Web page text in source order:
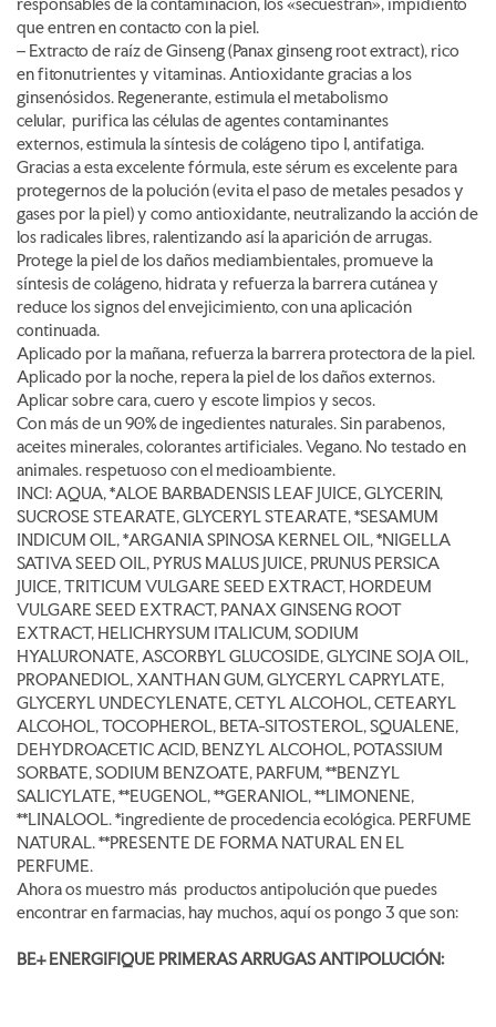
responsables de la contaminación, los «secuestran», impidiento
que entren en contacto con la piel.
– Extracto de raíz de Ginseng (Panax ginseng root extract), rico
en fitonutrientes y vitaminas. Antioxidante gracias a los
ginsenósidos. Regenerante, estimula el metabolismo
celular, purifica las células de agentes contaminantes
externos, estimula la síntesis de colágeno tipo I, antifatiga.
Gracias a esta excelente fórmula, este sérum es excelente para
protegernos de la polución (evita el paso de metales pesados y
gases por la piel) y como antioxidante, neutralizando la acción de
los radicales libres, ralentizando así la aparición de arrugas.
Protege la piel de los daños mediambientales, promueve la
síntesis de colágeno, hidrata y refuerza la barrera cutánea y
reduce los signos del envejicimiento, con una aplicación
continuada.
Aplicado por la mañana, refuerza la barrera protectora de la piel.
Aplicado por la noche, repera la piel de los daños externos.
Aplicar sobre cara, cuero y escote limpios y secos.
Con más de un 90% de ingedientes naturales. Sin parabenos,
aceites minerales, colorantes artificiales. Vegano. No testado en
animales. respetuoso con el medioambiente.
INCI: AQUA, *ALOE BARBADENSIS LEAF JUICE, GLYCERIN,
SUCROSE STEARATE, GLYCERYL STEARATE, *SESAMUM
INDICUM OIL, *ARGANIA SPINOSA KERNEL OIL, *NIGELLA
SATIVA SEED OIL, PYRUS MALUS JUICE, PRUNUS PERSICA
JUICE, TRITICUM VULGARE SEED EXTRACT, HORDEUM
VULGARE SEED EXTRACT, PANAX GINSENG ROOT
EXTRACT, HELICHRYSUM ITALICUM, SODIUM
HYALURONATE, ASCORBYL GLUCOSIDE, GLYCINE SOJA OIL,
PROPANEDIOL, XANTHAN GUM, GLYCERYL CAPRYLATE,
GLYCERYL UNDECYLENATE, CETYL ALCOHOL, CETEARYL
ALCOHOL, TOCOPHEROL, BETA-SITOSTEROL, SQUALENE,
DEHYDROACETIC ACID, BENZYL ALCOHOL, POTASSIUM
SORBATE, SODIUM BENZOATE, PARFUM, **BENZYL
SALICYLATE, **EUGENOL, **GERANIOL, **LIMONENE,
**LINALOOL. *ingrediente de procedencia ecológica. PERFUME
NATURAL. **PRESENTE DE FORMA NATURAL EN EL
PERFUME.
Ahora os muestro más productos antipolución que puedes
encontrar en farmacias, hay muchos, aquí os pongo 3 que son:
BE+ ENERGIFIQUE PRIMERAS ARRUGAS ANTIPOLUCIÓN: